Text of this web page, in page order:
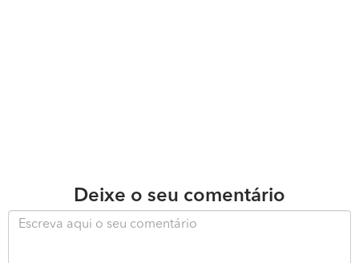
Deixe o seu comentário